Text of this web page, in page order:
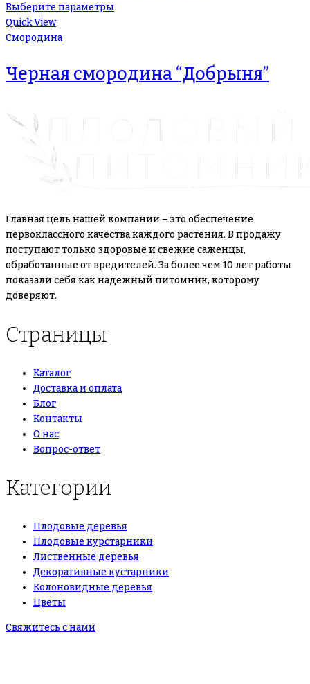
Выберите параметры
Quick View
Смородина
Черная смородина “Добрыня”
Главная цель нашей компании – это обеспечение
первоклассного качества каждого растения. В продажу
поступают только здоровые и свежие саженцы,
обработанные от вредителей. За более чем 10 лет работы
показали себя как надежный питомник, которому
доверяют.
Страницы
Каталог
Доставка и оплата
Блог
Контакты
О нас
Вопрос-ответ
Категории
Плодовые деревья
Плодовые курстарники
Лиственные деревья
Декоративные кустарники
Колоновидные деревья
Цветы
Свяжитесь с нами